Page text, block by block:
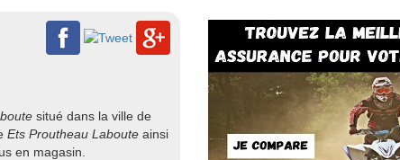
situé dans la ville de
Ets Proutheau Laboute ainsi
en magasin.